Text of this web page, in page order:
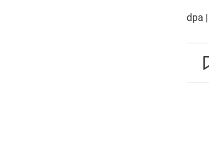
dpa |